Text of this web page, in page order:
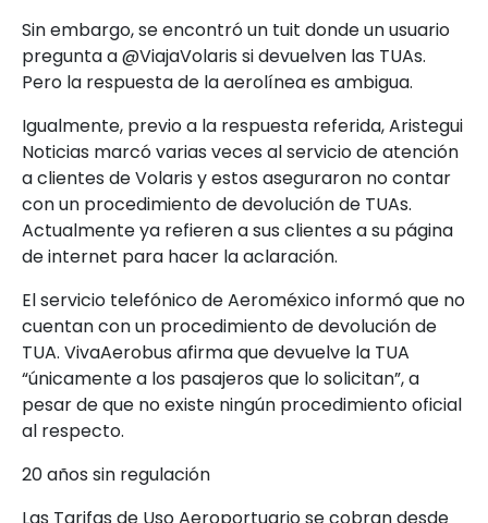
Sin embargo, se encontró un tuit donde un usuario
pregunta a @ViajaVolaris si devuelven las TUAs.
Pero la respuesta de la aerolínea es ambigua.
Igualmente, previo a la respuesta referida, Aristegui
Noticias marcó varias veces al servicio de atención
a clientes de Volaris y estos aseguraron no contar
con un procedimiento de devolución de TUAs.
Actualmente ya refieren a sus clientes a su página
de internet para hacer la aclaración.
El servicio telefónico de Aeroméxico informó que no
cuentan con un procedimiento de devolución de
TUA. VivaAerobus afirma que devuelve la TUA
“únicamente a los pasajeros que lo solicitan”, a
pesar de que no existe ningún procedimiento oficial
al respecto.
20 años sin regulación
Las Tarifas de Uso Aeroportuario se cobran desde